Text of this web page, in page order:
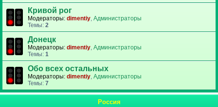
Кривой рог
Модераторы: dimentiy, Администраторы
Темы: 2
Донецк
Модераторы: dimentiy, Администраторы
Темы: 1
Обо всех остальных
Модераторы: dimentiy, Администраторы
Темы: 7
Россия